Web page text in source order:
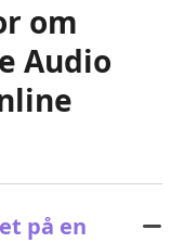
om
Audio
på en